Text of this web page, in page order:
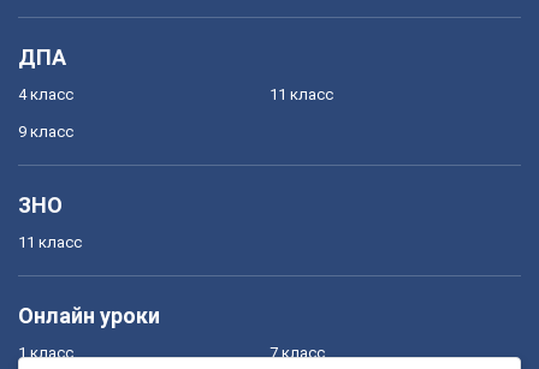
ДПА
4 класс
9 класс
11 класс
ЗНО
11 класс
Онлайн уроки
1 класс 7 класс